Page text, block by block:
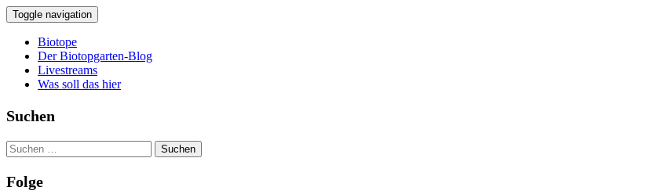
Toggle navigation
Biotope
Der Biotopgarten-Blog
Livestreams
Was soll das hier
Suchen
Suchen
nach:
Folge